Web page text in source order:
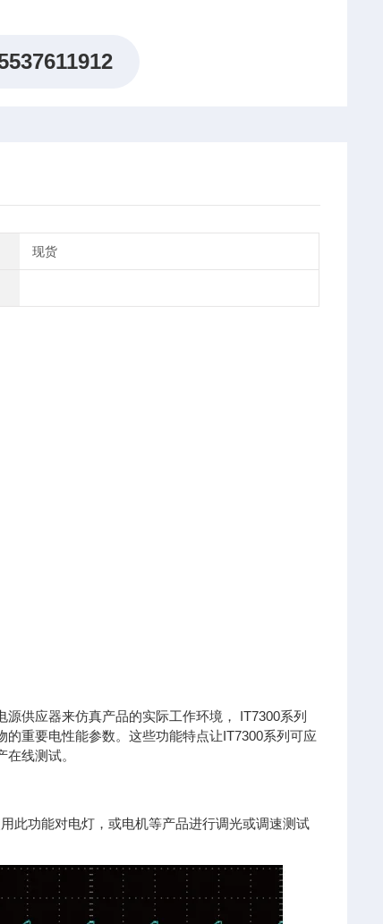
现货
供应器来仿真产品的实际工作环境， IT7300系列
重要电性能参数。这些功能特点让IT7300系列可应
线测试。
此功能对电灯，或电机等产品进行调光或调速测试